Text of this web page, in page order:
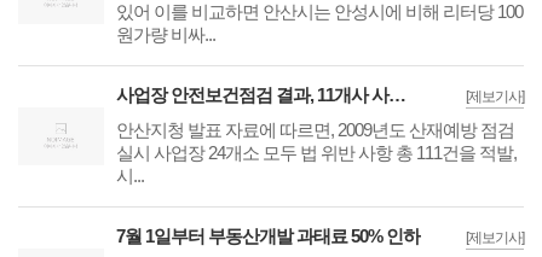
있어 이를 비교하면 안산시는 안성시에 비해 리터당 100
원가량 비싸...
[제보기사]
사업장 안전보건점검 결과, 11개사 사법조치
안산지청 발표 자료에 따르면, 2009년도 산재예방 점검
실시 사업장 24개소 모두 법 위반 사항 총 111건을 적발,
시...
[제보기사]
7월 1일부터 부동산개발 과태료 50% 인하